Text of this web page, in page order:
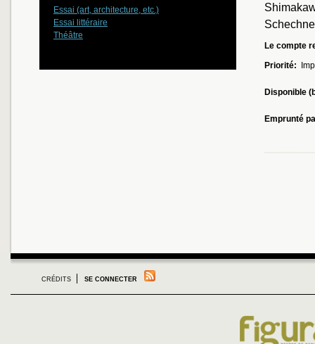
Le compte
Priorité:
Disponible
Emprunté
Essai (art, architecture, etc.)
Essai littéraire
Théâtre
CRÉDITS SE CONNECTER